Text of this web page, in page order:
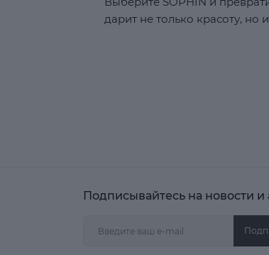
дарит не только красоту, но
Подписывайтесь на новости и